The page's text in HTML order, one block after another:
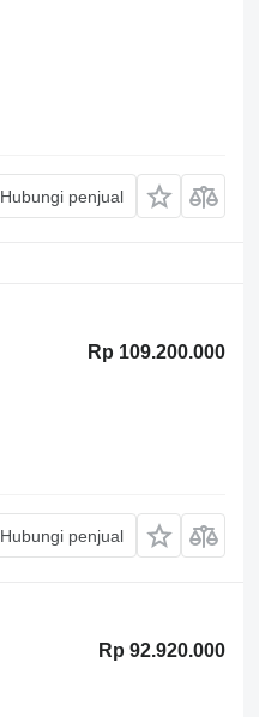
Hubungi penjual
Rp 109.200.000
Hubungi penjual
Rp 92.920.000